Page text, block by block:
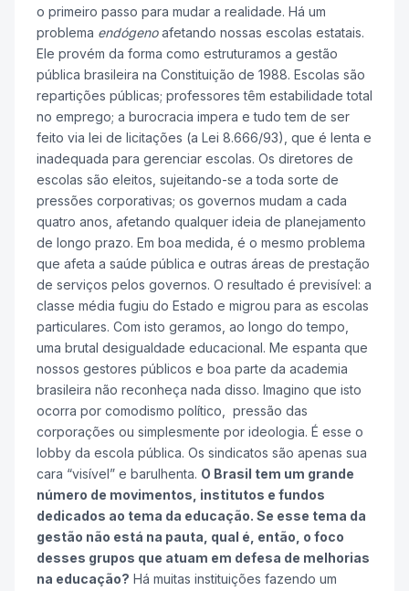
o primeiro passo para mudar a realidade. Há um
problema endógenoafetando nossas escolas estatais.
Ele provém da forma como estruturamos a gestão
pública brasileira na Constituição de 1988. Escolas são
repartições públicas; professores têm estabilidade total
no emprego; a burocracia impera e tudo tem de ser
feito via lei de licitações (a Lei 8.666/93), que é lenta e
inadequada para gerenciar escolas. Os diretores de
escolas são eleitos, sujeitando-se a toda sorte de
pressões corporativas; os governos mudam a cada
quatro anos, afetando qualquer ideia de planejamento
de longo prazo. Em boa medida, é o mesmo problema
que afeta a saúde pública e outras áreas de prestação
de serviços pelos governos. O resultado é previsível: a
classe média fugiu do Estado e migrou para as escolas
particulares. Com isto geramos, ao longo do tempo,
uma brutal desigualdade educacional. Me espanta que
nossos gestores públicos e boa parte da academia
brasileira não reconheça nada disso. Imagino que isto
ocorra por comodismo político, pressão das
corporações ou simplesmente por ideologia. É esse o
lobby da escola pública. Os sindicatos são apenas sua
cara “visível” e barulhenta. O Brasil tem um grande
número de movimentos, institutos e fundos
dedicados ao tema da educação. Se esse tema da
gestão não está na pauta, qual é, então, o foco
desses grupos que atuam em defesa de melhorias
na educação? Há muitas instituições fazendo um